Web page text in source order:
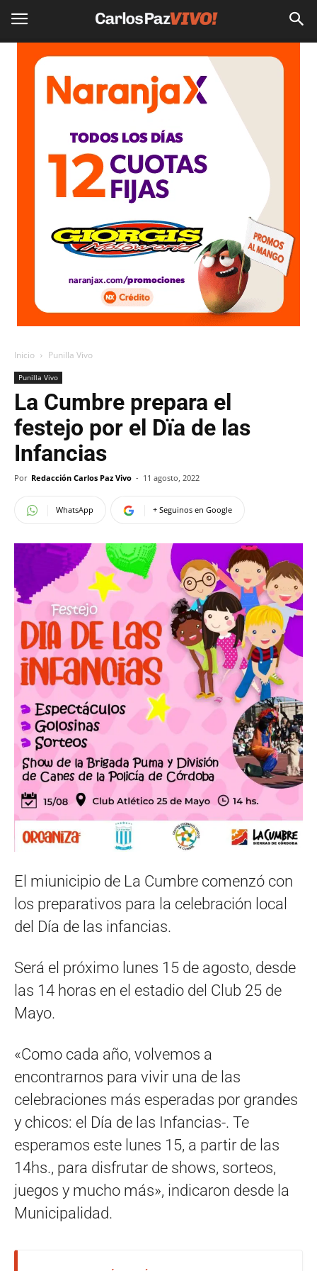
Inicio Punilla Vivo
Punilla Vivo
La Cumbre prepara el
festejo por el Dïa de las
Infancias
Por Redacción Carlos Paz Vivo - 11 agosto, 2022
WhatsApp + Seguinos en Google
El miunicipio de La Cumbre comenzó con
los preparativos para la celebración local
del Día de las infancias.
Será el próximo lunes 15 de agosto, desde
las 14 horas en el estadio del Club 25 de
Mayo.
«Como cada año, volvemos a
encontrarnos para vivir una de las
celebraciones más esperadas por grandes
y chicos: el Día de las Infancias-. Te
esperamos este lunes 15, a partir de las
14hs., para disfrutar de shows, sorteos,
juegos y mucho más», indicaron desde la
Municipalidad.